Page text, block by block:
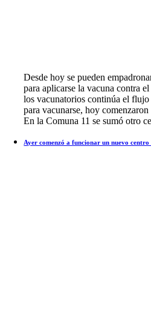
Desde hoy se pueden
para aplicarse la vacuna contra
los vacunatorios continúa el
para vacunarse, hoy
En la Comuna 11 se sumó otro
Ayer comenzó a funcionar un nuevo centro